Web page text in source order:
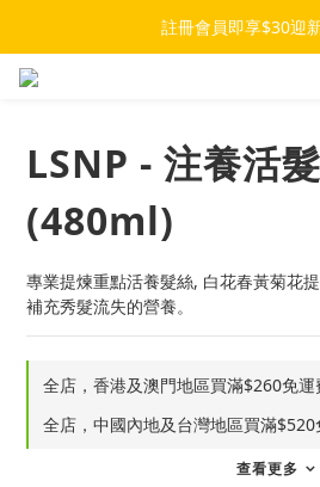
註冊會員即享$30迎
LSNP - 注養活
(480ml)
專業提煉重點活養髮絲, 白花春黃菊花
補充秀髮流失的營養。
全店，香港及澳門地區買滿$260免運
全店，中國內地及台灣地區買滿$520
查看更多